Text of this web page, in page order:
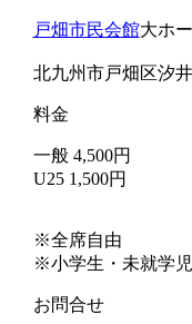
戸畑市民会館大ホ
北九州市戸畑区汐
料金
一般 4,500円
U25 1,500円
※全席自由
※小学生・未就学
お問合せ